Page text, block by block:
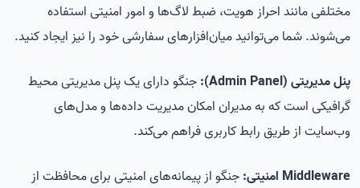
مختلفی مانند احراز هویت، ضبط لاگ‌ها و امور امنیتی استفاده
می‌شوند. شما می‌توانید میان‌افزارهای سفارشی خود را نیز ایجاد کنید.
پنل مدیریتی (Admin Panel):
جنگو دارای یک پنل مدیریتی محیط
گرافیکی است که به مدیران امکان مدیریت داده‌ها و مدل‌های
وب‌سایت از طریق رابط کاربری فراهم می‌کند.
Middleware امنیتی:
جنگو از پیمانه‌های امنیتی برای محافظت از